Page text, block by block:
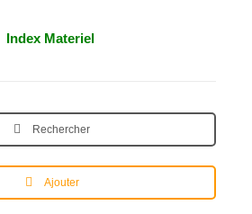
Index Materiel
Rechercher
Ajouter